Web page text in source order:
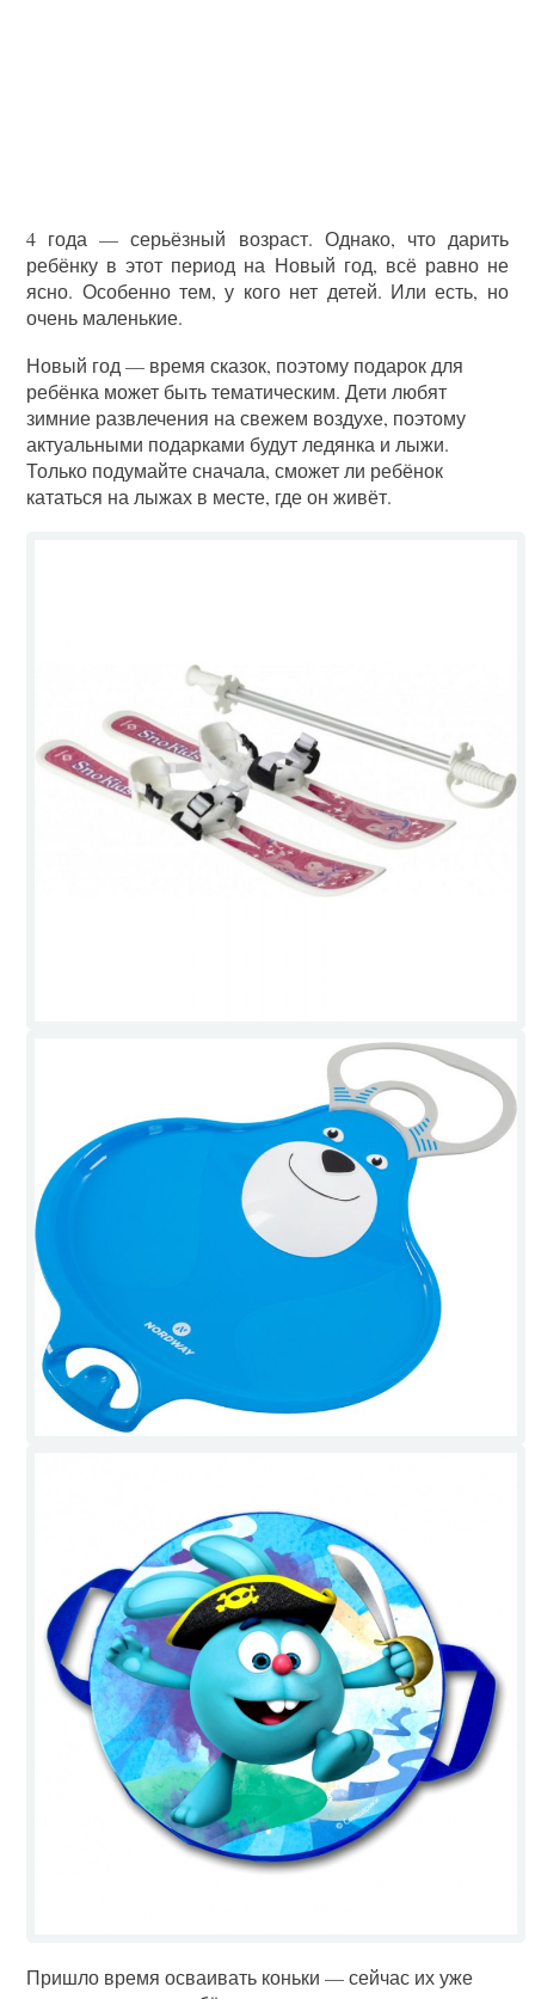
4 года — серьёзный возраст. Однако, что дарить
ребёнку в этот период на Новый год, всё равно не
ясно. Особенно тем, у кого нет детей. Или есть, но
очень маленькие.
Новый год — время сказок, поэтому подарок для
ребёнка может быть тематическим. Дети любят
зимние развлечения на свежем воздухе, поэтому
актуальными подарками будут ледянка и лыжи.
Только подумайте сначала, сможет ли ребёнок
кататься на лыжах в месте, где он живёт.
Пришло время осваивать коньки — сейчас их уже